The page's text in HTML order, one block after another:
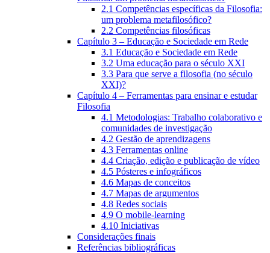
2.1 Competências específicas da Filosofia:
um problema metafilosófico?
2.2 Competências filosóficas
Capítulo 3 – Educação e Sociedade em Rede
3.1 Educação e Sociedade em Rede
3.2 Uma educação para o século XXI
3.3 Para que serve a filosofia (no século
XXI)?
Capítulo 4 – Ferramentas para ensinar e estudar
Filosofia
4.1 Metodologias: Trabalho colaborativo e
comunidades de investigação
4.2 Gestão de aprendizagens
4.3 Ferramentas online
4.4 Criação, edição e publicação de vídeo
4.5 Pósteres e infográficos
4.6 Mapas de conceitos
4.7 Mapas de argumentos
4.8 Redes sociais
4.9 O mobile-learning
4.10 Iniciativas
Considerações finais
Referências bibliográficas